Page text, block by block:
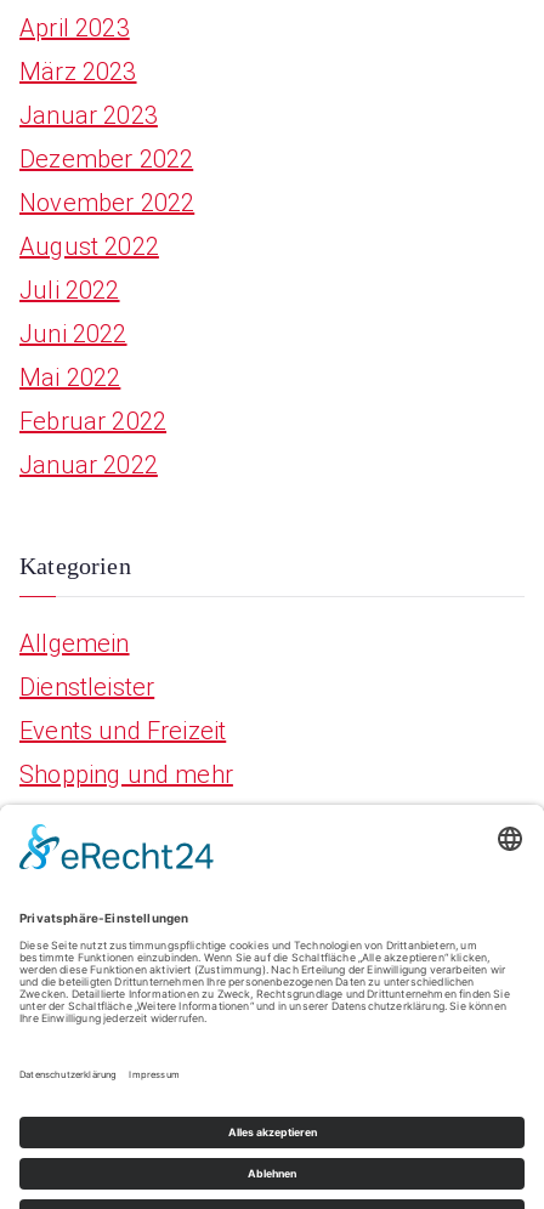
April 2023
März 2023
Januar 2023
Dezember 2022
November 2022
August 2022
Juli 2022
Juni 2022
Mai 2022
Februar 2022
Januar 2022
Kategorien
Allgemein
Dienstleister
Events und Freizeit
Shopping und mehr
Meta
Anmelden
Eintrags-Feed
WordPress.org